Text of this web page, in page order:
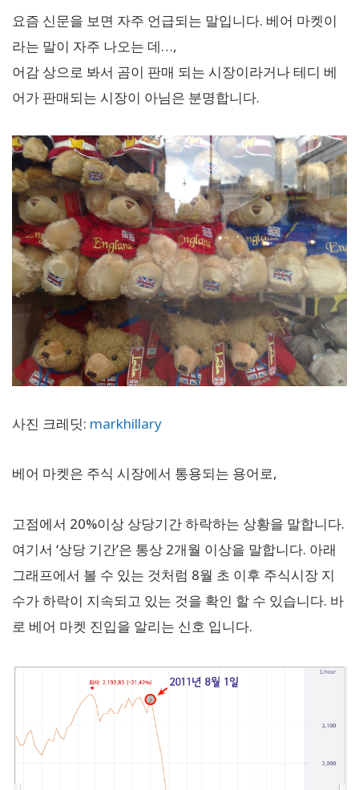
요즘 신문을 보면 자주 언급되는 말입니다. 베어 마켓이
라는 말이 자주 나오는 데…,
어감 상으로 봐서 곰이 판매 되는 시장이라거나 테디 베
어가 판매되는 시장이 아님은 분명합니다.
사진 크레딧: markhillary
베어 마켓은 주식 시장에서 통용되는 용어로,
고점에서 20%이상 상당기간 하락하는 상황을 말합니다.
여기서 ‘상당 기간’은 통상 2개월 이상을 말합니다. 아래
그래프에서 볼 수 있는 것처럼 8월 초 이후 주식시장 지
수가 하락이 지속되고 있는 것을 확인 할 수 있습니다. 바
로 베어 마켓 진입을 알리는 신호 입니다.